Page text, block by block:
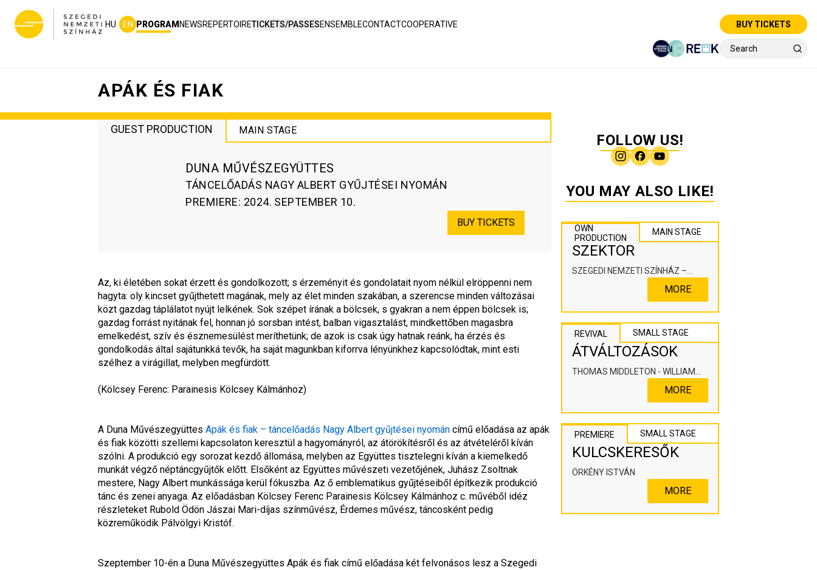
HU EN PROGRAM NEWSREPERTOIRETICKETS/PASSESENSEMBLECONTACTCOOPERATIVE BUY TICKETS
APÁK ÉS FIAK
GUEST PRODUCTION MAIN STAGE
DUNA MŰVÉSZEGYÜTTES
TÁNCELŐADÁS NAGY ALBERT GYŰJTÉSEI NYOMÁN
PREMIERE: 2024. SEPTEMBER 10.
BUY TICKETS
Az, ki életében sokat érzett és gondolkozott; s érzeményit és gondolatait nyom nélkül elröppenni nem
hagyta: oly kincset gyűjthetett magának, mely az élet minden szakában, a szerencse minden változásai
közt gazdag táplálatot nyújt lelkének. Sok szépet írának a bölcsek, s gyakran a nem éppen bölcsek is;
gazdag forrást nyitának fel, honnan jó sorsban intést, balban vigasztalást, mindkettőben magasbra
emelkedést, szív és észnemesülést meríthetünk; de azok is csak úgy hatnak reánk, ha érzés és
gondolkodás által sajátunkká tevők, ha saját magunkban kiforrva lényünkhez kapcsolódtak, mint esti
szélhez a virágillat, melyben megfürdött.
(Kölcsey Ferenc: Parainesis Kölcsey Kálmánhoz)
A Duna Művészegyüttes Apák és fiak – táncelőadás Nagy Albert gyűjtései nyomán című előadása az apák
és fiak közötti szellemi kapcsolaton keresztül a hagyományról, az átörökítésről és az átvételéről kíván
szólni. A produkció egy sorozat kezdő állomása, melyben az Együttes tisztelegni kíván a kiemelkedő
munkát végző néptáncgyűjtők előtt. Elsőként az Együttes művészeti vezetőjének, Juhász Zsoltnak
mestere, Nagy Albert munkássága kerül fókuszba. Az ő emblematikus gyűjtéseiből építkezik produkció
tánc és zenei anyaga. Az előadásban Kölcsey Ferenc Parainesis Kölcsey Kálmánhoz c. művéből idéz
részleteket Rubold Ödön Jászai Mari-díjas színművész, Érdemes művész, táncosként pedig
közreműködik Pálvölgyi Kristóf.
Szeptember 10-én a Duna Művészegyüttes Apák és fiak című előadása két felvonásos lesz a Szegedi
FOLLOW US!
YOU MAY ALSO LIKE!
OWN
PRODUCTION
MAIN STAGE
SZEKTOR
SZEGEDI NEMZETI SZÍNHÁZ –
KOOPERÁLÓ SZÍNHÁZPEDAGÓGIAI
MORE
REVIVAL SMALL STAGE
ÁTVÁLTOZÁSOK
THOMAS MIDDLETON - WILLIAM
MORE
PREMIERE SMALL STAGE
KULCSKERESŐK
ÖRKÉNY ISTVÁN
MORE